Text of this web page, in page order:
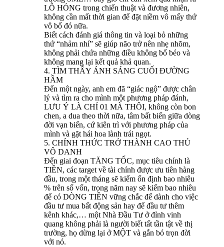
LỖ HỎNG trong chiến thuật và đương nhiên,
không cần mất thời gian để đặt niềm vô mấy thứ
vô bổ đó nữa.
Biết cách đánh giá thông tin và loại bỏ những
thứ “nhảm nhí” sẽ giúp não trở nên nhẹ nhõm,
không phải chứa những điều không bổ béo và
không mang lại kết quả khả quan.
4. TÌM THẤY ÁNH SÁNG CUỐI ĐƯỜNG
HẦM
Đến một ngày, anh em đã “giác ngộ” được chân
lý và tìm ra cho mình một phương pháp đánh,
LƯU Ý LÀ CHỈ 01 MÀ THÔI, không còn bon
chen, a dua theo thời nữa, tâm bất biến giữa dòng
đời vạn biến, cứ kiên trì với phương pháp của
mình và gặt hái hoa lành trái ngọt.
5. CHÍNH THỨC TRỞ THÀNH CAO THỦ
VÔ DANH
Đến giai đoạn TĂNG TỐC, mục tiêu chính là
TIỀN, các target về tài chính được ưu tiên hàng
đầu, trong một tháng sẽ kiếm ổn định bao nhiêu
% trên số vốn, trong năm nay sẽ kiếm bao nhiêu
để có DÒNG TIỀN vững chắc để dành cho việc
đầu tư mua bất động sản hay để đầu tư thêm
kênh khác,… một Nhà Đầu Tư ở đỉnh vinh
quang không phải là người biết tất tần tật về thị
trường, họ dừng lại ở MỘT và gắn bó trọn đời
với nó.